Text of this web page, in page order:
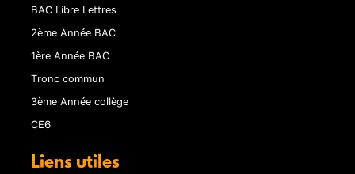
BAC Libre Lettres
2ème Année BAC
1ère Année BAC
Tronc commun
3ème Année collège
CE6
Liens utiles